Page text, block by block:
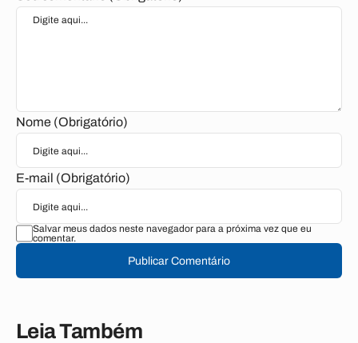
Nome (Obrigatório)
E-mail (Obrigatório)
Salvar meus dados neste navegador para a próxima vez que eu
comentar.
Publicar Comentário
Leia Também